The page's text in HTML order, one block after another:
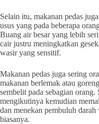
Selain itu, makanan pedas
usus yang pada beberapa
Buang air besar yang lebih
cair justru meningkatkan
wasir yang sensitif.
Makanan pedas juga sering
makanan berlemak atau
sembelit pada sebagian orang.
mengikutinya kemudian
dan menekan pembuluh
biasanya.